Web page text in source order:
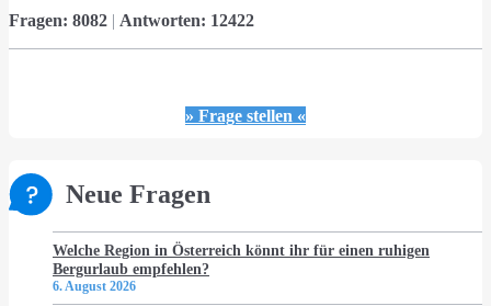
Fragen: 8082 | Antworten: 12422
» Frage stellen «
Neue Fragen
Welche Region in Österreich könnt ihr für einen ruhigen
Bergurlaub empfehlen?
6. August 2026